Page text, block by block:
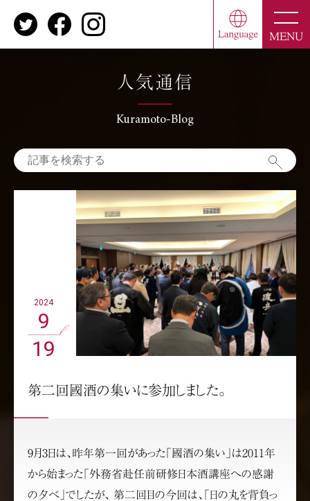
MENU
人気通信
Kuramoto-Blog
2024
9
19
第二回國酒の集いに参加しました。
9月3日は、昨年第一回があった「國酒の集い」は2011年
から始まった「外務省赴任前研修日本酒講座への感謝
の夕べ」でしたが、 第二回目の今回は、「日の丸を背負っ